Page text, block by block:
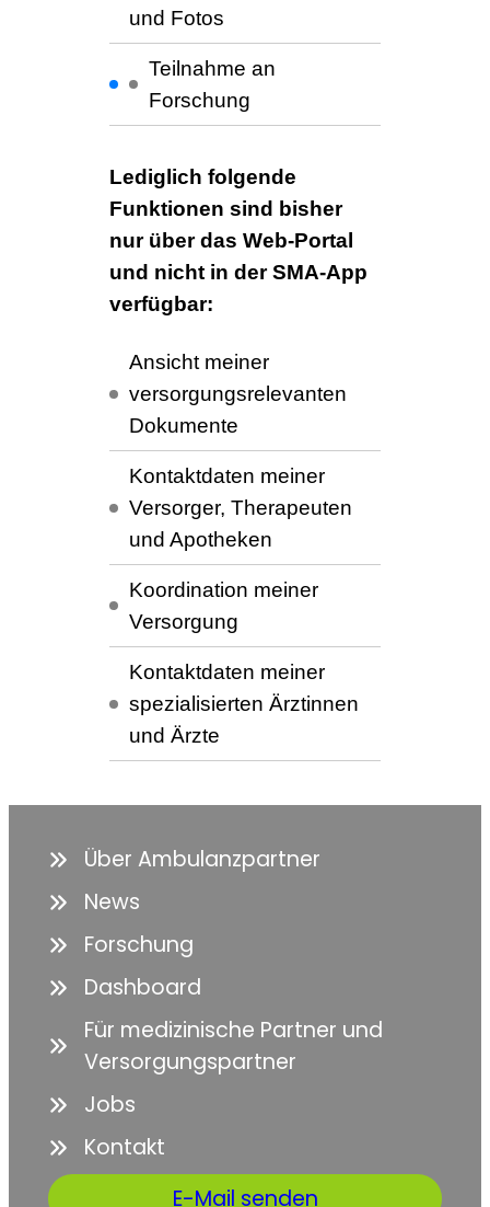
und Fotos
Teilnahme an
Forschung
Lediglich folgende
Funktionen sind bisher
nur über das Web-Portal
und nicht in der SMA-App
verfügbar:
Ansicht meiner
versorgungsrelevanten
Dokumente
Kontaktdaten meiner
Versorger, Therapeuten
und Apotheken
Koordination meiner
Versorgung
Kontaktdaten meiner
spezialisierten Ärztinnen
und Ärzte
Über Ambulanzpartner
News
Forschung
Dashboard
Für medizinische Partner und
Versorgungspartner
Jobs
Kontakt
E-Mail senden